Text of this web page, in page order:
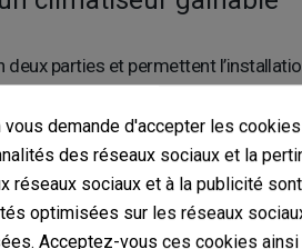
parties et permettent
dans la structure du bâtiment
à un tarif
êtes pile au bon endroit. Nous
vous demande d'accepter les
des réseaux sociaux et la
réseaux sociaux et à la publicité
optimisées sur les réseaux
Acceptez-vous ces cookies